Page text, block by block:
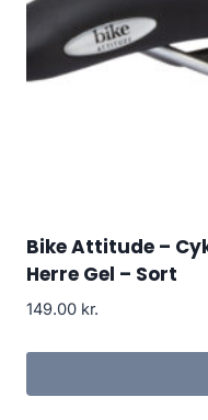
Bike Attitude –
Herre Gel – Sort
149.00 kr.